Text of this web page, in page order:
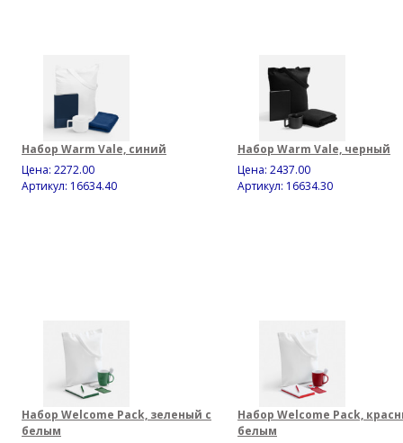
Набор Warm Vale, синий
Цена: 2272.00
Артикул: 16634.40
Набор Warm Vale, черный
Цена: 2437.00
Артикул: 16634.30
Набор Welcome Pack, зеленый с
белым
Набор Welcome Pack,
белым